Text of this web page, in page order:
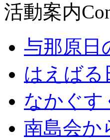
活動案内
与那原日
はえばる
なかぐす
南島会か